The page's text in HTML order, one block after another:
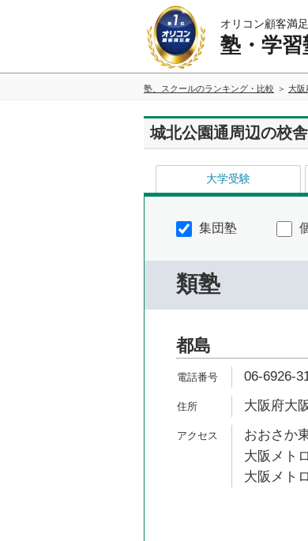
オリコン顧客満
塾・学習
塾、スクールのランキング・比較 大阪
城北公園通周辺の校舎
大学受験
集団塾
類塾
都島
06-6926-
大阪府大
おおさか
大阪メト
大阪メト